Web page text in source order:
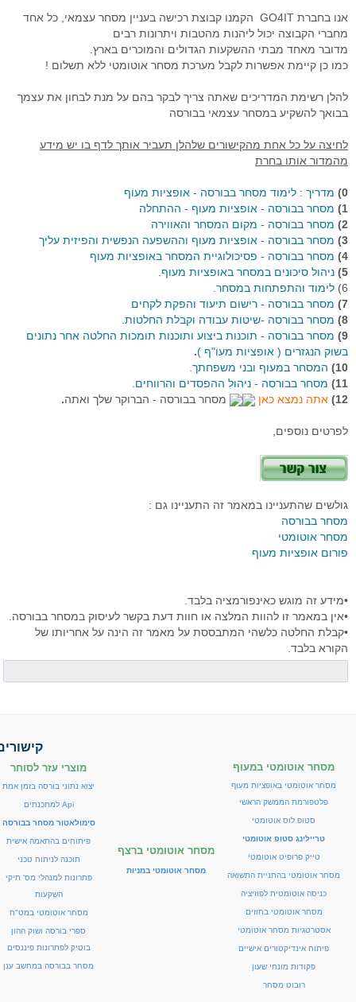
אנו בחברת GO4IT הקמנו קבוצת רכישה בעניין מסחר עצמאי, כל אחד
מחברי הקבוצה יכול ליהנות מהטבות ויתרונות רבים
מדובר מאחד מבתי ההשקעות הגדולים והמוכרים בארץ.
כמו כן קיימת אפשרות לקבל מערכת מסחר אוטומטי ללא תשלום !
להלן רשימת המדריכים שאתה צריך לבקר בהם על מנת לבחון את עצמך
בבואך להשקיע במסחר עצמאי בבורסה
לחיצה על כל אחת מהקישורים שלהלן תעביר אותך לדף בו יש מידע
מהמדור אותו בחרת
0)
מדריך : לימוד מסחר בבורסה - אופציות מעוף
1)
מסחר בבורסה - אופציות מעוף - ההתחלה
2)
מסחר בבורסה - מקום המסחר והאווירה
3)
מסחר בבורסה - אופציות מעוף וההשפעה הנפשית והפיזית עליך
4)
מסחר בבורסה - פסיכולוגיית המסחר באופציות מעוף
5) ניהול סיכונים במסחר באופציות מעוף.
6) לימוד והתפתחות במסחר.
7)
מסחר בבורסה - רישום תיעוד והפקת לקחים
8)
מסחר בבורסה -שיטות עבודה וקבלת החלטות.
9)
מסחר בבורסה - תוכנות ביצוע ותוכנות תומכות החלטה אחר נתונים
בשוק הנגזרים ( אופציות מעו"ף ).
10)
המסחר במעוף ובני משפחתך.
11)
מסחר בבורסה - ניהול ההפסדים והרווחים.
12)
אתה נמצא כאן מסחר בבורסה - הברוקר שלך ואתה.
לפרטים נוספים,
גולשים שהתעניינו במאמר זה התעניינו גם :
מסחר בבורסה
מסחר אוטומטי
פורום אופציות מעוף
•מידע זה מוגש כאינפורמציה בלבד.
•אין במאמר זו להוות המלצה או חוות דעת בקשר לעיסוק במסחר בבורסה.
•קבלת החלטה כלשהי המתבססת על מאמר זה הינה על אחריותו של
הקורא בלבד.
מסחר אוטומטי במעוף
מסחר אוטומטי באופציות מעוף
פלטפורמת הממשק הראשי
סטופ לוס אוטומטי
טריילינג סטופ אוטומטי
טייק פרופיט אוטומטי
מסחר אוטומטי בהתניית התשואה
כניסה אוטומטית לפוזיציה
מסחר אוטומטי בחוזים
אסטרטגיות מסחר אוטומטי
פיתוח אינדיקטורים אישיים
פקודות מונחי שעון
רובוט מסחר
מסחר אוטומטי ברצף
מסחר אוטומטי במניות
מוצרי עזר לסוחר
יצוא נתוני בורסה בזמן אמת
Api למתכנתים
סימולאטור מסחר בבורסה
פיתוחים בהתאמה אישית
תוכנה לניתוח טכני
פתרונות למנהלי מס' תיקי
השקעות
מסחר אוטומטי במט"ח
ספרי בורסה ושוק ההון
בוטיק לפתרונות פיננסים
מסחר בבורסה במחשב ענן
יצוא נתוני זמן אמת
סימולאטור מסחר בבורסה
תוכנה לניתוח טכני
בוטיק לפתרונות תוכנה
שאלות ותשובות
דרישות מערכת המסחר
פתרונות למנהלי תיקים